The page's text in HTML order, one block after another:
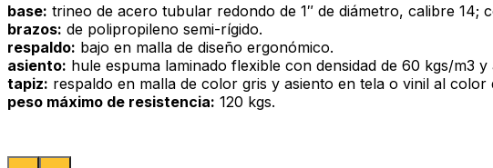
base: trineo de acero tubular redondo de 1″ de diámetro, calibre 14;
brazos: de polipropileno semi-rígido.
respaldo: bajo en malla de diseño ergonómico.
asiento: hule espuma laminado flexible con densidad de 60 kgs/m3 y
tapiz: respaldo en malla de color gris y asiento en tela o vinil al
peso máximo de resistencia: 120 kgs.